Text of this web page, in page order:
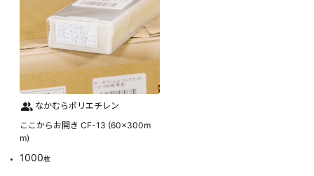
なかむらポリエチレン
ここからお開き CF-13 (60×300m
m)
1000枚